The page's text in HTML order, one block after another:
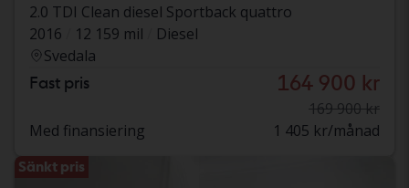
2.0 TDI Clean diesel Sportback quattro
2016
12 159 mil
Diesel
Svedala
Fast pris 164 900 kr
169 900 kr
Med finansiering
1 405 kr/månad
Sänkt pris